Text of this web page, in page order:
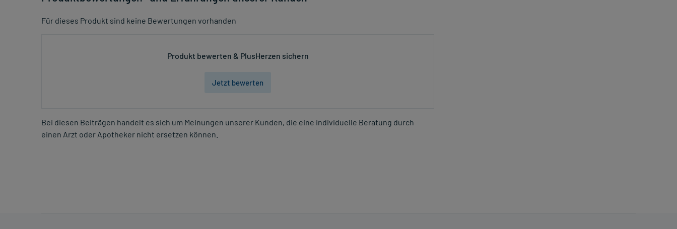
Für dieses Produkt sind keine Bewertungen vorhanden
Produkt bewerten & PlusHerzen sichern
Jetzt bewerten
Bei diesen Beiträgen handelt es sich um Meinungen unserer Kunden, die eine individuelle Beratung durch
einen Arzt oder Apotheker nicht ersetzen können.